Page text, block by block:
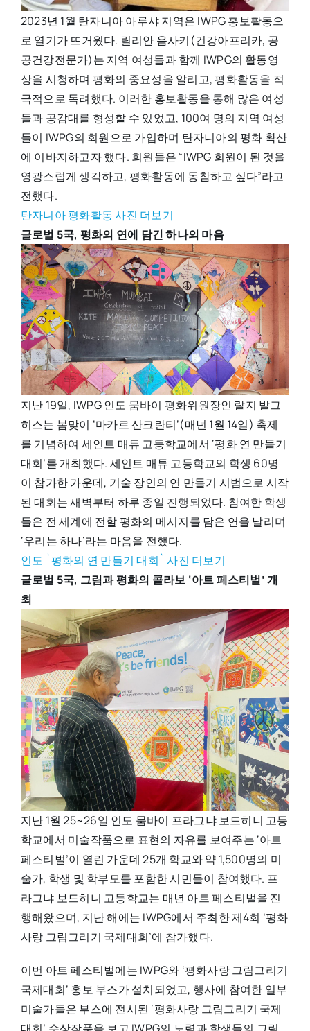
2023년 1월 탄자니아 아루샤 지역은 IWPG 홍보활동으
로 열기가 뜨거웠다. 릴리안 음사키(건강아프리카, 공
공건강전문가)는 지역 여성들과 함께 IWPG의 활동영
상을 시청하며 평화의 중요성을 알리고, 평화활동을 적
극적으로 독려했다. 이러한 홍보활동을 통해 많은 여성
들과 공감대를 형성할 수 있었고, 100여 명의 지역 여성
들이 IWPG의 회원으로 가입하며 탄자니아의 평화 확산
에 이바지하고자 했다. 회원들은 “IWPG 회원이 된 것을
영광스럽게 생각하고, 평화활동에 동참하고 싶다”라고
전했다.
탄자니아 평화활동 사진 더보기
글로벌 5국, 평화의 연에 담긴 하나의 마음
지난 19일, IWPG 인도 뭄바이 평화위원장인 랄지 발그
히스는 봄맞이 ‘마카르 산크란티’(매년 1월 14일) 축제
를 기념하여 세인트 매튜 고등학교에서 ‘평화 연 만들기
대회’를 개최했다. 세인트 매튜 고등학교의 학생 60명
이 참가한 가운데, 기술 장인의 연 만들기 시범으로 시작
된 대회는 새벽부터 하루 종일 진행되었다. 참여한 학생
들은 전 세계에 전할 평화의 메시지를 담은 연을 날리며
‘우리는 하나’라는 마음을 전했다.
인도 `평화의 연 만들기 대회` 사진 더보기
글로벌 5국, 그림과 평화의 콜라보 ‘아트 페스티벌’개
최
지난 1월 25~26일 인도 뭄바이 프라그냐 보드히니 고등
학교에서 미술작품으로 표현의 자유를 보여주는 ‘아트
페스티벌’이 열린 가운데 25개 학교와 약 1,500명의 미
술가, 학생 및 학부모를 포함한 시민들이 참여했다. 프
라그냐 보드히니 고등학교는 매년 아트 페스티벌을 진
행해왔으며, 지난 해에는 IWPG에서 주최한 제4회 ‘평화
사랑 그림그리기 국제대회’에 참가했다.
이번 아트 페스티벌에는 IWPG와 ‘평화사랑 그림그리기
국제대회’ 홍보 부스가 설치되었고, 행사에 참여한 일부
미술가들은 부스에 전시된 ‘평화사랑 그림그리기 국제